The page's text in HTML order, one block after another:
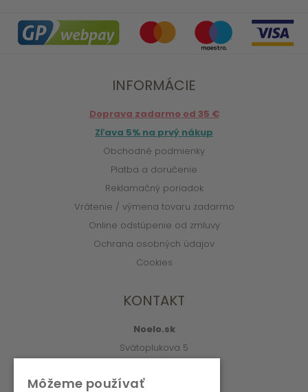
INFORMÁCIE
Doprava zadarmo od 35 €
Zľava 5% na prvý nákup
Obchodné podmienky
Platba a doručenie
Reklamačný poriadok
Vrátenie / výmena tovaru zadarmo
Online odstúpenie od zmluvy
Ochrana osobných údajov
Cookies
KONTAKT
Noelo.sk
Svätoplukova 5
Môžeme používať